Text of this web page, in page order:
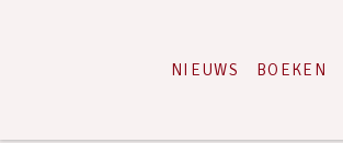
NIEUWS BOEKEN